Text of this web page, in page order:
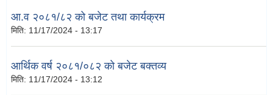
आ.व २०८१/८२ को बजेट तथा कार्यक्रम
मिति: 11/17/2024 - 13:17
आर्थिक वर्ष २०८१/०८२ को बजेट बक्तव्य
मिति: 11/17/2024 - 13:12